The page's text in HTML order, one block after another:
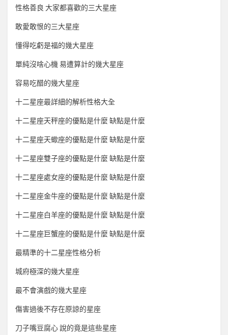
性格善良 大家都喜歡的三大星座
敢愛敢恨的三大星座
懂得吃虧是福的幾大星座
單純沒啥心機 易遭算計的幾大星座
容易吃醋的幾大星座
十二星座最詳細的解析性格大全
十二星座天秤座的優點是什麼 缺點是什麼
十二星座天蠍座的優點是什麼 缺點是什麼
十二星座雙子座的優點是什麼 缺點是什麼
十二星座處女座的優點是什麼 缺點是什麼
十二星座金牛座的優點是什麼 缺點是什麼
十二星座白羊座的優點是什麼 缺點是什麼
十二星座巨蟹座的優點是什麼 缺點是什麼
最精準的十二星座性格分析
城府極深的幾大星座
最不會演戲的幾大星座
傷害過後不存在原諒的星座
刀子嘴豆腐心 說的竟是這些星座